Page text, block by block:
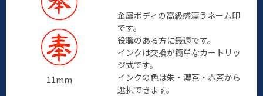
11mm
金属ボディの高級感漂うネーム印
です。
役職のある方に最適です。
インクは交換が簡単なカートリッ
ジ式です。
インクの色は朱・濃茶・赤茶から
選択できます。